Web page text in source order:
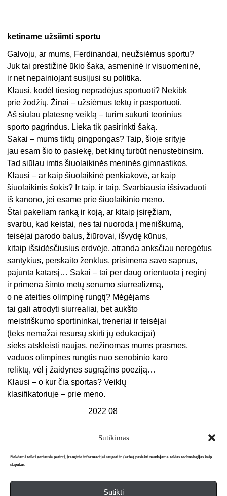
Sutikimas
Siekdami teikti geriausią patirtį, įrenginio informacijai saugoti ir (arba) pasiekti naudojame tokias technologijas kaip
slapukus.
Sutikti
ketiname užsiimti sportu
Galvoju, ar mums, Ferdinandai, neužsiėmus sportu?
Juk tai prestižinė ūkio šaka, asmeninė ir visuomeninė,
ir net nepainiojant susijusi su politika.
Klausi, kodėl tiesiog nepradėjus sportuoti? Nekibk
prie žodžių. Žinai – užsiėmus tektų ir pasportuoti.
Aš siūlau platesnę veiklą – turim sukurti teorinius
sporto pagrindus. Lieka tik pasirinkti šaką.
Sakai – mums tiktų pingpongas? Taip, šioje srityje
jau esam šio to pasiekę, bet kinų turbūt nenustebinsim.
Tad siūlau imtis šiuolaikinės meninės gimnastikos.
Klausi – ar kaip šiuolaikinė penkiakovė, ar kaip
šiuolaikinis šokis? Ir taip, ir taip. Svarbiausia išsivaduoti
iš kanono, jei esame prie šiuolaikinio meno.
Štai pakeliam ranką ir koją, ar kitaip įsiręžiam,
svarbu, kad keistai, nes tai nuoroda į meniškumą,
teisėjai parodo balus, žiūrovai, išvydę kūnus,
kitaip išsidėsčiusius erdvėje, atranda anksčiau neregėtus
santykius, perskaito ženklus, prisimena savo sapnus,
pajunta katarsį… Sakai – tai per daug orientuota į reginį
ir primena šimto metų senumo siurrealizmą,
o ne ateities olimpinę rungtį? Mėgėjams
tai gali atrodyti siurrealiai, bet aukšto
meistriškumo sportininkai, treneriai ir teisėjai
(teks nemažai resursų skirti jų edukacijai)
sieks atskleisti naujas, nežinomas mums prasmes,
vaduos olimpines rungtis nuo senobinio karo
reliktų, vėl į žaidynes sugrąžins poeziją…
Klausi – o kur čia sportas? Veiklų
klasifikatoriuje – prie meno.
2022 08